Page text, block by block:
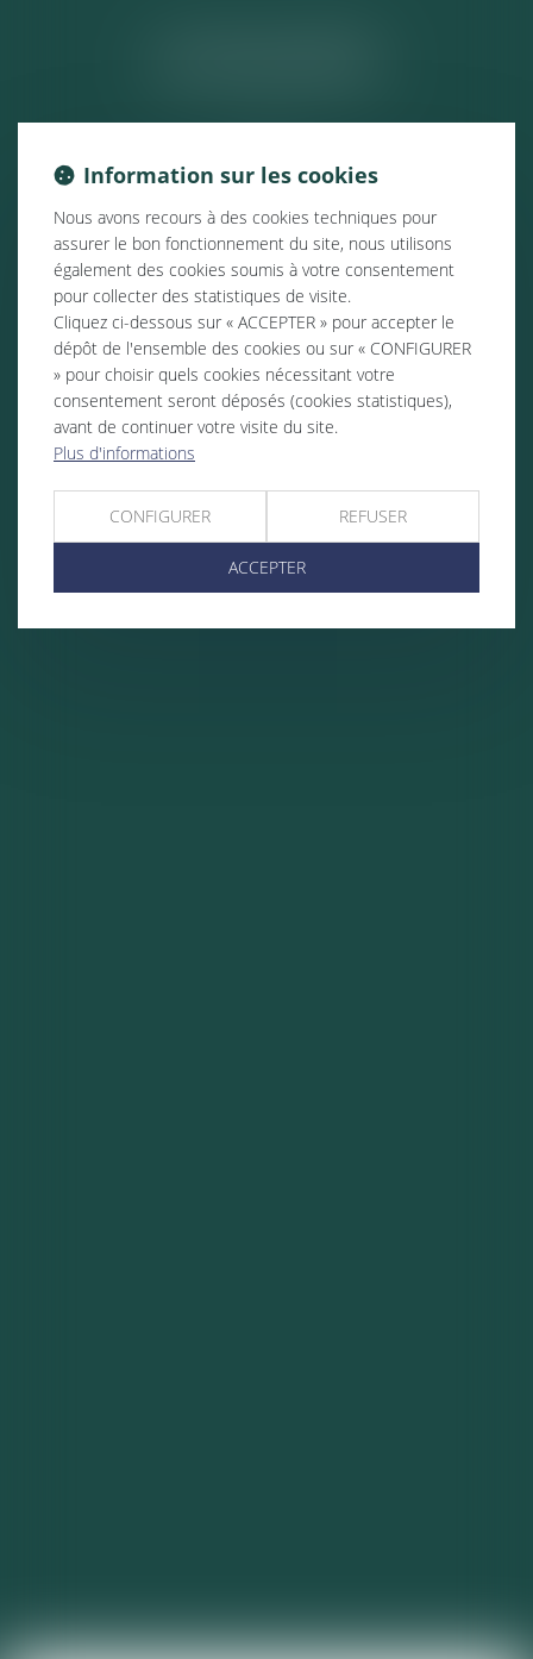
Information sur les cookies
Nous avons recours à des cookies techniques pour
assurer le bon fonctionnement du site, nous utilisons
également des cookies soumis à votre consentement
pour collecter des statistiques de visite.
Cliquez ci-dessous sur « ACCEPTER » pour accepter le
dépôt de l'ensemble des cookies ou sur « CONFIGURER
» pour choisir quels cookies nécessitant votre
consentement seront déposés (cookies statistiques),
avant de continuer votre visite du site.
Plus d'informations
CONFIGURER REFUSER
ACCEPTER